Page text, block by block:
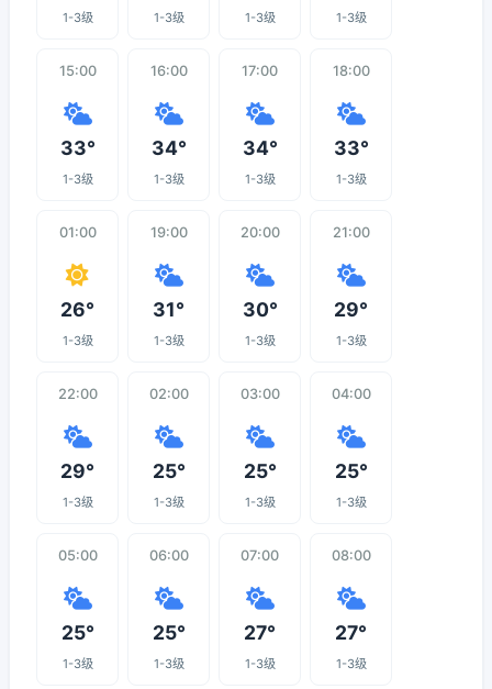
1-3级 1-3级 1-3级 1-3级
15:00
33°
1-3级
16:00
34°
1-3级
17:00
34°
1-3级
18:00
33°
1-3级
01:00
26°
1-3级
19:00
31°
1-3级
20:00
30°
1-3级
21:00
29°
1-3级
22:00
29°
1-3级
02:00
25°
1-3级
03:00
25°
1-3级
04:00
25°
1-3级
05:00
25°
1-3级
06:00
25°
1-3级
07:00
27°
1-3级
08:00
27°
1-3级